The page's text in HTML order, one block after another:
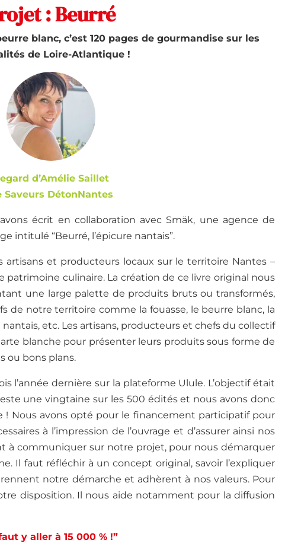
: Beurré
blanc, c’est 120 pages de gourmandise sur les
de Loire-Atlantique !
d’Amélie Saillet
Saveurs DétonNantes
écrit en collaboration avec Smäk, une agence de
intitulé “Beurré, l’épicure nantais”.
artisans et producteurs locaux sur le territoire Nantes –
patrimoine culinaire. La création de ce livre original nous
une large palette de produits bruts ou transformés,
s de notre territoire comme la fouasse, le beurre blanc, la
etc. Les artisans, producteurs et chefs du collectif
blanche pour présenter leurs produits sous forme de
s ou bons plans.
l’annéedernière surla plateforme Ulule. L’objectif était
une vingtaine sur les 500 édités et nous avons donc
! Nous avonsopté pour le financement participatif pour
à l’impression de l’ouvrage et d’assurer ainsi nos
à communiquer sur notre projet, pour nous démarquer
Il faut réfléchir à un concept original, savoir l’expliquer
notre démarche et adhèrent à nos valeurs. Pour
disposition. Il nous aide notamment pour la diffusion
y aller à 15 000 % !”